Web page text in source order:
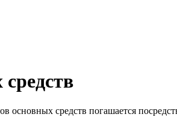
основных средств погашается